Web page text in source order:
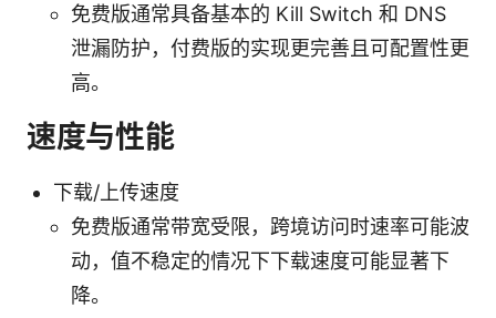
免费版通常具备基本的 Kill Switch 和 DNS
泄漏防护，付费版的实现更完善且可配置性更
高。
速度与性能
下载/上传速度
免费版通常带宽受限，跨境访问时速率可能波
动，值不稳定的情况下下载速度可能显著下
降。